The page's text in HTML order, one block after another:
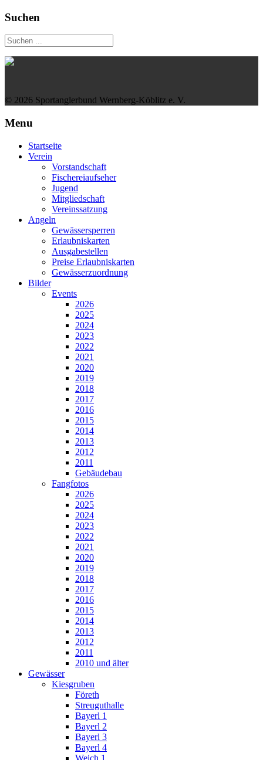
Suchen
© 2026 Sportanglerbund Wernberg-Köblitz e. V.
Menu
Startseite
Verein
Vorstandschaft
Fischereiaufseher
Jugend
Mitgliedschaft
Vereinssatzung
Angeln
Gewässersperren
Erlaubniskarten
Ausgabestellen
Preise Erlaubniskarten
Gewässerzuordnung
Bilder
Events
2026
2025
2024
2023
2022
2021
2020
2019
2018
2017
2016
2015
2014
2013
2012
2011
Gebäudebau
Fangfotos
2026
2025
2024
2023
2022
2021
2020
2019
2018
2017
2016
2015
2014
2013
2012
2011
2010 und älter
Gewässer
Kiesgruben
Företh
Streuguthalle
Bayerl 1
Bayerl 2
Bayerl 3
Bayerl 4
Weich 1